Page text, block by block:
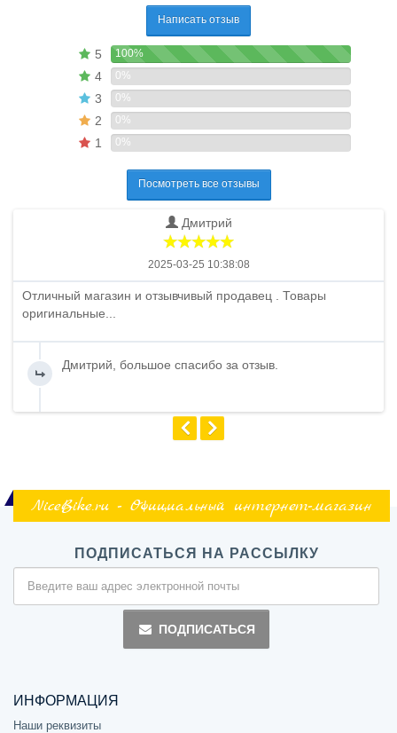
Написать отзыв
5 100%
4 0%
3 0%
2 0%
1 0%
Посмотреть все отзывы
Дмитрий
2025-03-25 10:38:08
Отличный магазин и отзывчивый продавец . Товары
оригинальные...
Дмитрий, большое спасибо за отзыв.
NiceBike.ru - Официальный интернет-магазин
ПОДПИСАТЬСЯ НА РАССЫЛКУ
ПОДПИСАТЬСЯ
ИНФОРМАЦИЯ
Наши реквизиты